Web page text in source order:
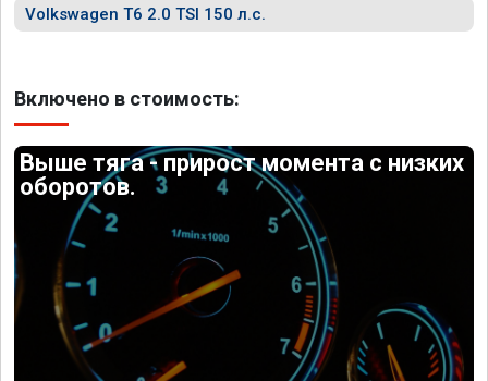
Volkswagen T6 2.0 TSI 150 л.с.
Включено в стоимость:
Выше тяга - прирост момента с низких
оборотов.